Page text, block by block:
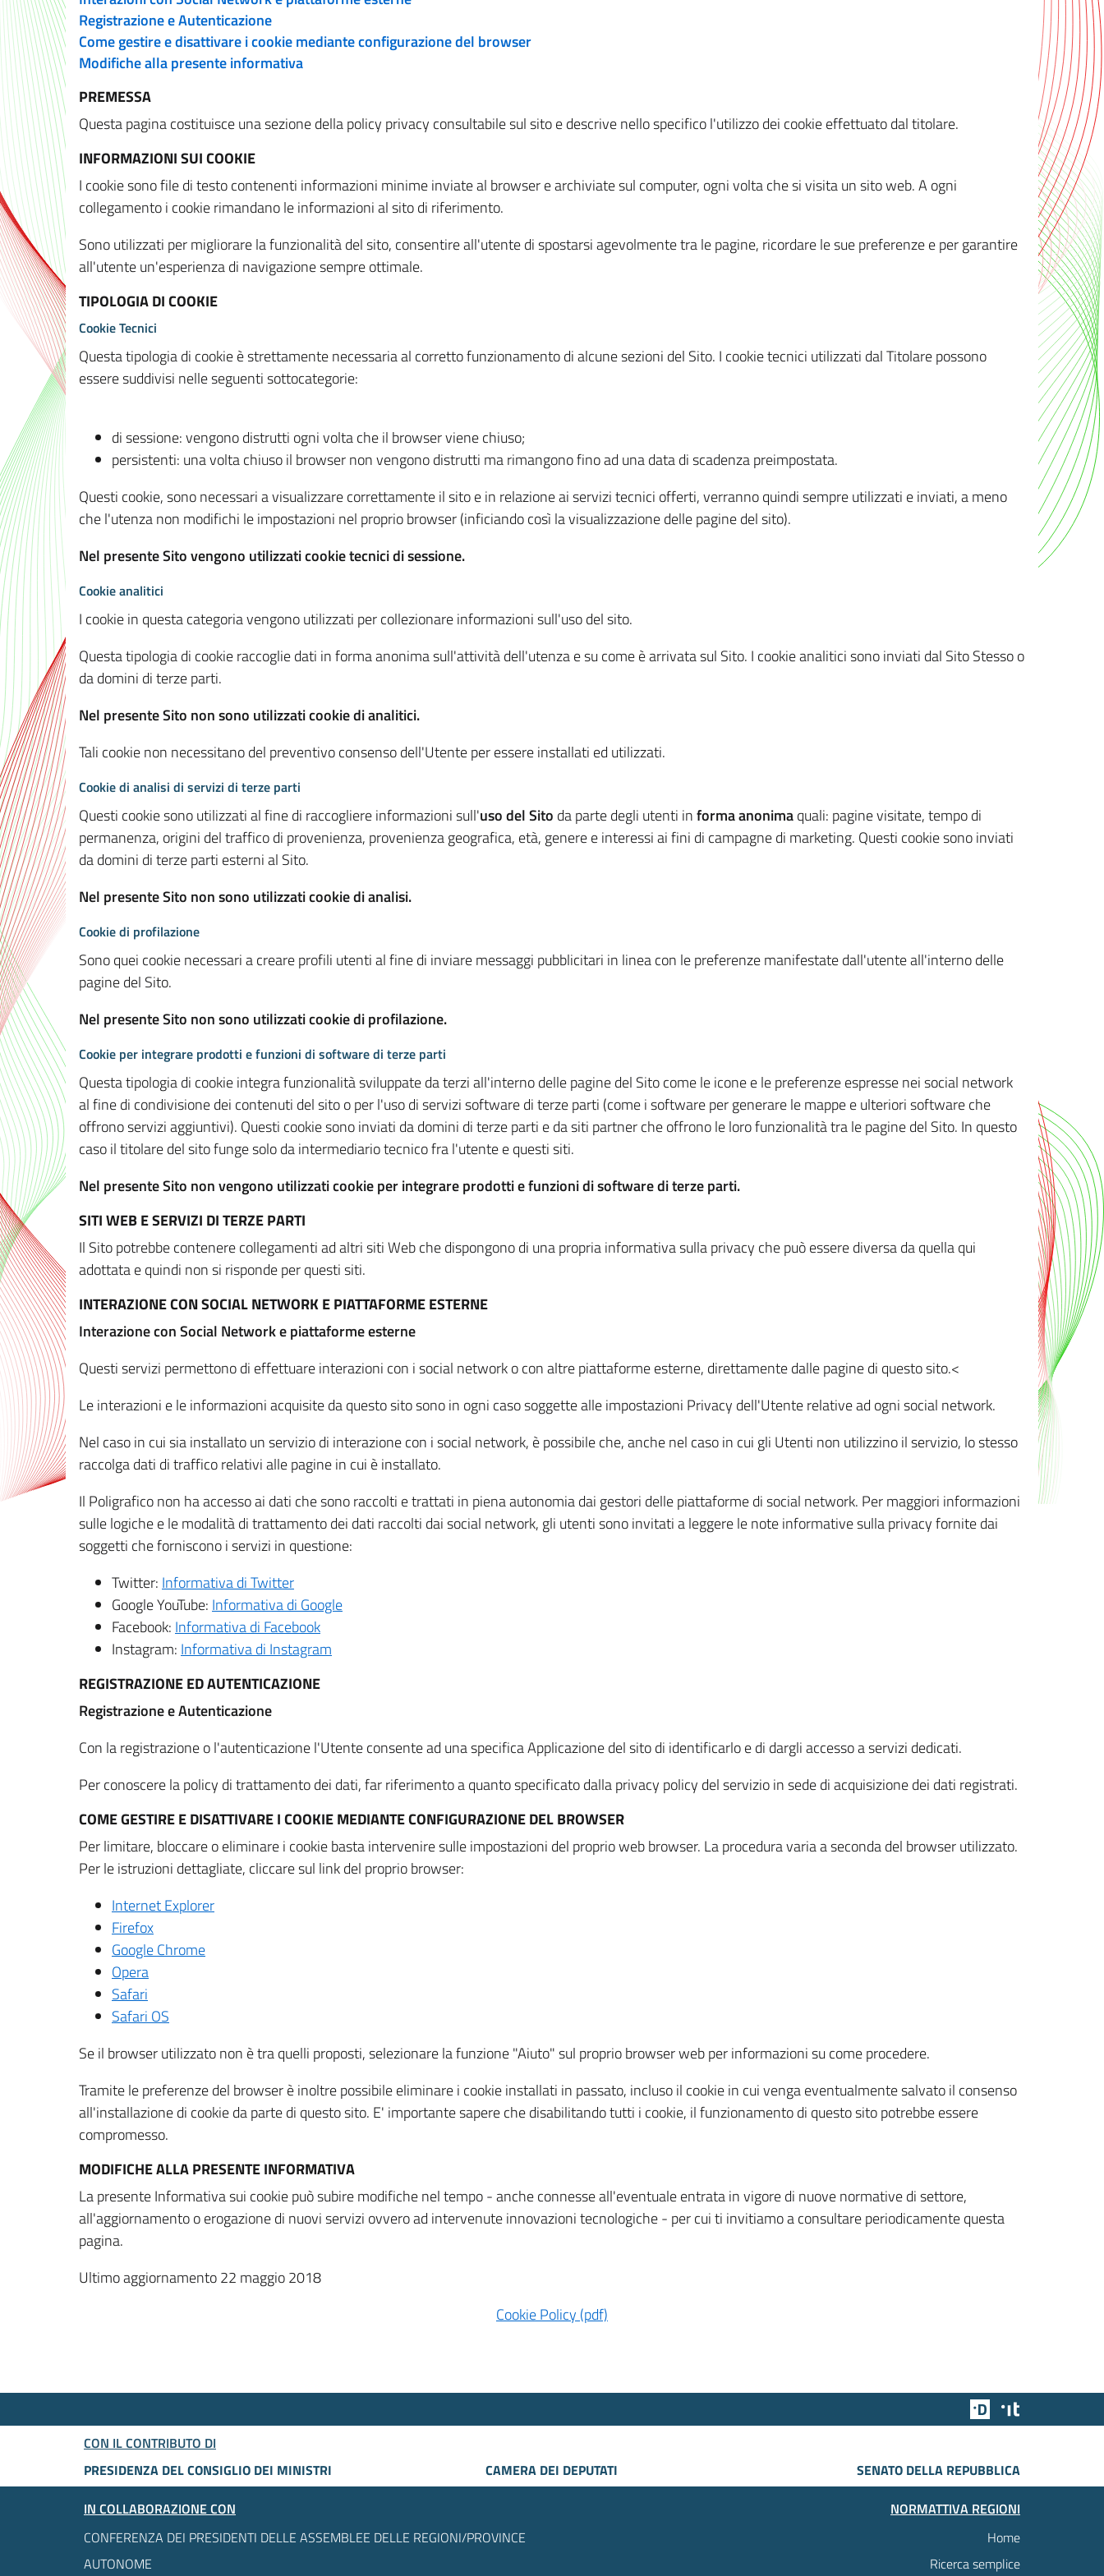
Registrazione e Autenticazione
Come gestire e disattivare i cookie mediante configurazione del browser
Modifiche alla presente informativa
PREMESSA
Questa pagina costituisce una sezione della policy privacy consultabile sul sito e descrive nello specifico l'utilizzo dei cookie effettuato dal titolare.
INFORMAZIONI SUI COOKIE
I cookie sono file di testo contenenti informazioni minime inviate al browser e archiviate sul computer, ogni volta che si visita un sito web. A ogni
collegamento i cookie rimandano le informazioni al sito di riferimento.
Sono utilizzati per migliorare la funzionalità del sito, consentire all'utente di spostarsi agevolmente tra le pagine, ricordare le sue preferenze e per garantire
all'utente un'esperienza di navigazione sempre ottimale.
TIPOLOGIA DI COOKIE
Cookie Tecnici
Questa tipologia di cookie è strettamente necessaria al corretto funzionamento di alcune sezioni del Sito. I cookie tecnici utilizzati dal Titolare possono
essere suddivisi nelle seguenti sottocategorie:
di sessione: vengono distrutti ogni volta che il browser viene chiuso;
persistenti: una volta chiuso il browser non vengono distrutti ma rimangono fino ad una data di scadenza preimpostata.
Questi cookie, sono necessari a visualizzare correttamente il sito e in relazione ai servizi tecnici offerti, verranno quindi sempre utilizzati e inviati, a meno
che l'utenza non modifichi le impostazioni nel proprio browser (inficiando così la visualizzazione delle pagine del sito).
Nel presente Sito vengono utilizzati cookie tecnici di sessione.
Cookie analitici
I cookie in questa categoria vengono utilizzati per collezionare informazioni sull'uso del sito.
Questa tipologia di cookie raccoglie dati in forma anonima sull'attività dell'utenza e su come è arrivata sul Sito. I cookie analitici sono inviati dal Sito Stesso o
da domini di terze parti.
Nel presente Sito non sono utilizzati cookie di analitici.
Tali cookie non necessitano del preventivo consenso dell'Utente per essere installati ed utilizzati.
Cookie di analisi di servizi di terze parti
Questi cookie sono utilizzati al fine di raccogliere informazioni sull'uso del Sito da parte degli utenti informa anonimaquali: pagine visitate, tempo di
permanenza, origini del traffico di provenienza, provenienza geografica, età, genere e interessi ai fini di campagne di marketing. Questi cookie sono inviati
da domini di terze parti esterni al Sito.
Nel presente Sito non sono utilizzati cookie di analisi.
Cookie di profilazione
Sono quei cookie necessari a creare profili utenti al fine di inviare messaggi pubblicitari in linea con le preferenze manifestate dall'utente all'interno delle
pagine del Sito.
Nel presente Sito non sono utilizzati cookie di profilazione.
Cookie per integrare prodotti e funzioni di software di terze parti
Questa tipologia di cookie integra funzionalità sviluppate da terzi all'interno delle pagine del Sito come le icone e le preferenze espresse nei social network
al fine di condivisione dei contenuti del sito o per l'uso di servizi software di terze parti (come i software per generare le mappe e ulteriori software che
offrono servizi aggiuntivi). Questi cookie sono inviati da domini di terze parti e da siti partner che offrono le loro funzionalità tra le pagine del Sito. In questo
caso il titolare del sito funge solo da intermediario tecnico fra l'utente e questi siti.
Nel presente Sito non vengono utilizzati cookie per integrare prodotti e funzioni di software di terze parti.
SITI WEB E SERVIZI DI TERZE PARTI
Il Sito potrebbe contenere collegamenti ad altri siti Web che dispongono di una propria informativa sulla privacy che può essere diversa da quella qui
adottata e quindi non si risponde per questi siti.
INTERAZIONE CON SOCIAL NETWORK E PIATTAFORME ESTERNE
Interazione con Social Network e piattaforme esterne
Questi servizi permettono di effettuare interazioni con i social network o con altre piattaforme esterne, direttamente dalle pagine di questo sito.<
Le interazioni e le informazioni acquisite da questo sito sono in ogni caso soggette alle impostazioni Privacy dell'Utente relative ad ogni social network.
Nel caso in cui sia installato un servizio di interazione con i social network, è possibile che, anche nel caso in cui gli Utenti non utilizzino il servizio, lo stesso
raccolga dati di traffico relativi alle pagine in cui è installato.
Il Poligrafico non ha accesso ai dati che sono raccolti e trattati in piena autonomia dai gestori delle piattaforme di social network. Per maggiori informazioni
sulle logiche e le modalità di trattamento dei dati raccolti dai social network, gli utenti sono invitati a leggere le note informative sulla privacy fornite dai
soggetti che forniscono i servizi in questione:
Twitter: Informativa di Twitter
Google YouTube: Informativa di Google
Facebook: Informativa di Facebook
Instagram: Informativa di Instagram
REGISTRAZIONE ED AUTENTICAZIONE
Registrazione e Autenticazione
Con la registrazione o l'autenticazione l'Utente consente ad una specifica Applicazione del sito di identificarlo e di dargli accesso a servizi dedicati.
Per conoscere la policy di trattamento dei dati, far riferimento a quanto specificato dalla privacy policy del servizio in sede di acquisizione dei dati registrati.
COME GESTIRE E DISATTIVARE I COOKIE MEDIANTE CONFIGURAZIONE DEL BROWSER
Per limitare, bloccare o eliminare i cookie basta intervenire sulle impostazioni del proprio web browser. La procedura varia a seconda del browser utilizzato.
Per le istruzioni dettagliate, cliccare sul link del proprio browser:
Internet Explorer
Firefox
Google Chrome
Opera
Safari
Safari OS
Se il browser utilizzato non è tra quelli proposti, selezionare la funzione "Aiuto" sul proprio browser web per informazioni su come procedere.
Tramite le preferenze del browser è inoltre possibile eliminare i cookie installati in passato, incluso il cookie in cui venga eventualmente salvato il consenso
all'installazione di cookie da parte di questo sito. E' importante sapere che disabilitando tutti i cookie, il funzionamento di questo sito potrebbe essere
compromesso.
MODIFICHE ALLA PRESENTE INFORMATIVA
La presente Informativa sui cookie può subire modifiche nel tempo - anche connesse all'eventuale entrata in vigore di nuove normative di settore,
all'aggiornamento o erogazione di nuovi servizi ovvero ad intervenute innovazioni tecnologiche - per cui ti invitiamo a consultare periodicamente questa
pagina.
Ultimo aggiornamento 22 maggio 2018
Cookie Policy (pdf)
Team Digitale
CON IL CONTRIBUTO DI
PRESIDENZA DEL CONSIGLIO DEI MINISTRI
CAMERA DEI DEPUTATI
SENATO DELLA REPUBBLICA
IN COLLABORAZIONE CON
CONFERENZA DEI PRESIDENTI DELLE ASSEMBLEE DELLE REGIONI/PROVINCE
AUTONOME
NORMATTIVA REGIONI
Home
Ricerca semplice